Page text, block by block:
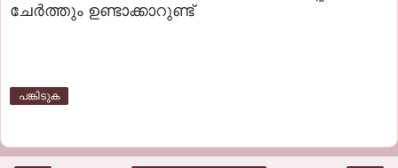
ചേര്‍ത്തും ഉണ്ടാക്കാറുണ്ട്
പങ്കിടുക